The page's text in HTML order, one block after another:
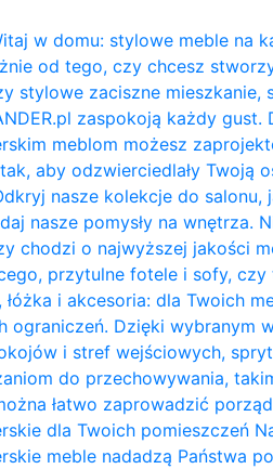
w domu: stylowe meble na
od tego, czy chcesz
stylowe zaciszne mieszkanie,
zaspokoją każdy gust.
meblom możesz
aby odzwierciedlały Twoją
nasze kolekcje do salonu,
nasze pomysły na wnętrza.
chodzi o najwyższej jakości
przytulne fotele i sofy, czy
i akcesoria: dla Twoich
ograniczeń. Dzięki wybranym
i stref wejściowych,
do przechowywania,
łatwo zaprowadzić
dla Twoich pomieszczeń
meble nadadzą Państwa